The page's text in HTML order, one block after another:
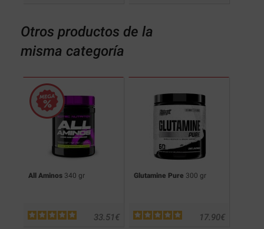
Otros productos de la
misma categoría
All Aminos 340 gr
€
33.51
Glutamine Pure 300 gr
€
17.90